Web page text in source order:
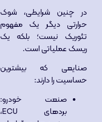
در چنین شرایطی، شوک
حرارتی دیگر یک مفهوم
تئوریک نیست؛ بلکه یک
ریسک عملیاتی است.
صنایعی که بیشترین
حساسیت را دارند:
صنعت خودرو:
بردهای ECU،